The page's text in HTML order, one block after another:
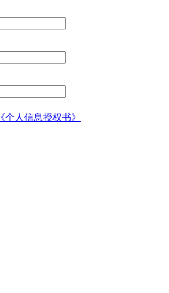
《个人信息授权书》